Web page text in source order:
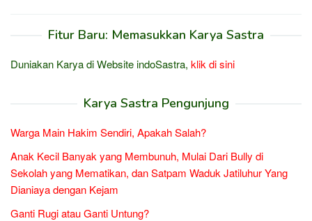
Fitur Baru: Memasukkan Karya Sastra
Duniakan Karya di Website indoSastra, klik di sini
Karya Sastra Pengunjung
Warga Main Hakim Sendiri, Apakah Salah?
Anak Kecil Banyak yang Membunuh, Mulai Dari Bully di
Sekolah yang Mematikan, dan Satpam Waduk Jatiluhur Yang
Dianiaya dengan Kejam
Ganti Rugi atau Ganti Untung?